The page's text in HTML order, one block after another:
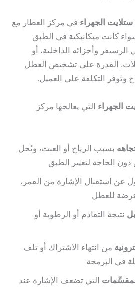
الجهراء في مركز العطار مع
كانت ميكانيكية في الطبق
الرسيفر وأجزائه الداخلية، أو
القدرة على تشخيص العطل
وتوفر التكلفة على العميل.
الجهراء التي يعالجها مركز
بسبب الرياح أو العبث، ويُحل
الحاجة لتغيير الطبق
عن استقبال الإشارة من القمر،
للعطل
نتيجة التقادم أو الرطوبة أو
من انتهاء الاشتراك أو تلف
في البرمجة
التي تضعف الإشارة عند